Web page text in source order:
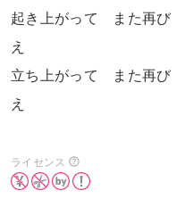
起き上がって また再び
え
立ち上がって また再び
え
ライセンス